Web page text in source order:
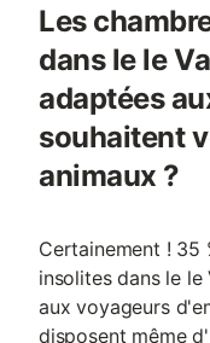
Les
dans le le
adaptées
souhaitent
animaux ?
Certainement ! 35
insolites dans le
aux voyageurs
disposent même